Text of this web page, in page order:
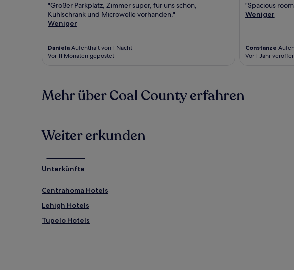
"Großer Parkplatz, Zimmer super, für uns schön,
Kühlschrank und Microwelle vorhanden."
Weniger
Daniela Aufenthalt von 1 Nacht
Vor 11 Monaten gepostet
"Spacious
Weniger
Constanze
Vor 1 Jahr
Mehr über Coal County erfahren
Weiter erkunden
Unterkünfte
Centrahoma Hotels
Lehigh Hotels
Tupelo Hotels